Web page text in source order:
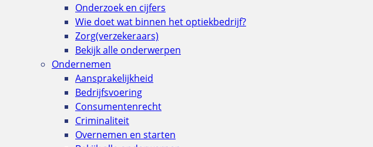
Onderzoek en cijfers
Wie doet wat binnen het optiekbedrijf?
Zorg(verzekeraars)
Bekijk alle onderwerpen
Ondernemen
Aansprakelijkheid
Bedrijfsvoering
Consumentenrecht
Criminaliteit
Overnemen en starten